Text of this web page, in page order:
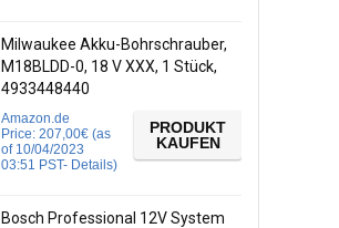
Milwaukee Akku-Bohrschrauber,
M18BLDD-0, 18 V XXX, 1 Stück,
4933448440
Amazon.de
Price: 207,00€ (as
of 10/04/2023
03:51 PST- Details)
PRODUKT
KAUFEN
Bosch Professional 12V System